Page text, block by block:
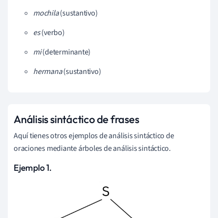
mochila(sustantivo)
es(verbo)
mi(determinante)
hermana(sustantivo)
Análisis sintáctico de frases
Aquí tienes otros ejemplos de análisis sintáctico de
oraciones mediante árboles de análisis sintáctico.
Ejemplo 1.